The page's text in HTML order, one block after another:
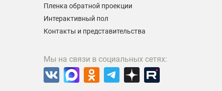
Пленка обратной проекции
Интерактивный пол
Контакты и представительства
Мы на связи в социальных сетях: